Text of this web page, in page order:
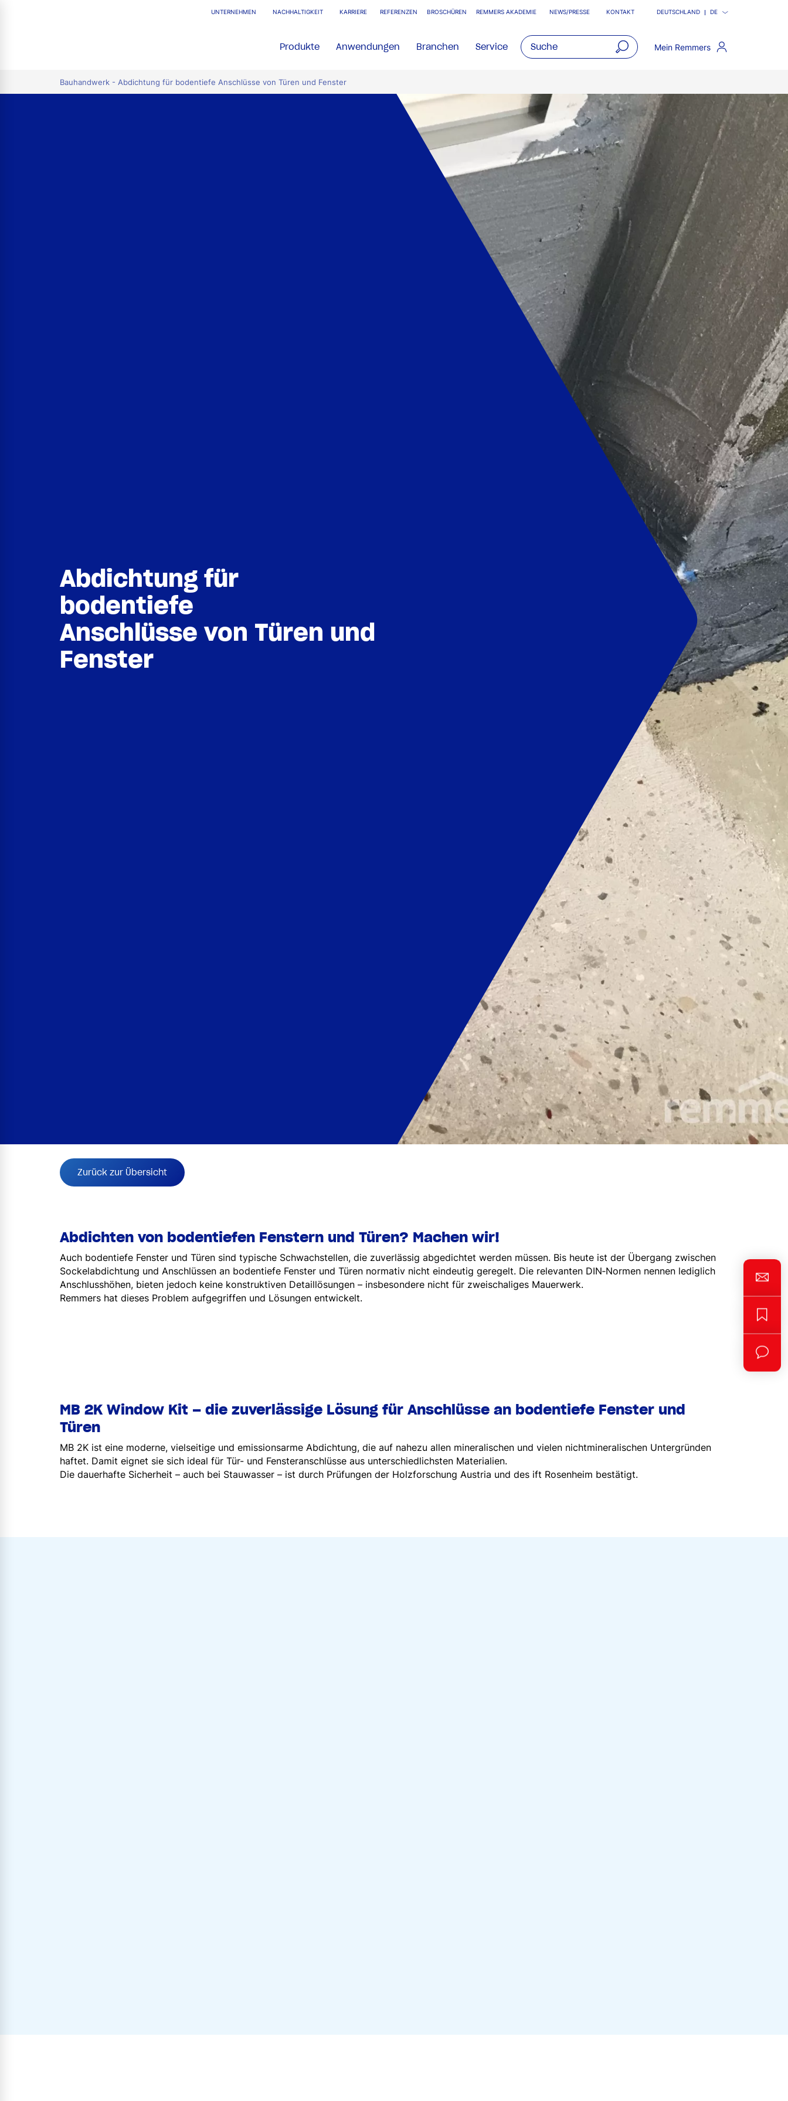
UNTERNEHMEN NACHHALTIGKEIT KARRIERE REFERENZEN BROSCHÜREN REMMERS AKADEMIE NEWS/PRESSE KONTAKT DEUTSCHLAND DE
Produkte Anwendungen Branchen Service Mein Remmers
Bauhandwerk - Abdichtung für bodentiefe Anschlüsse von Türen und Fenster
Abdichtung für
bodentiefe
Anschlüsse von Türen und
Fenster
Zurück zur Übersicht
Abdichten von bodentiefen Fenstern und Türen? Machen wir!
Auch bodentiefe Fenster und Türen sind typische Schwachstellen, die zuverlässig abgedichtet werden müssen. Bis heute ist der Übergang zwischen
Sockelabdichtung und Anschlüssen an bodentiefe Fenster und Türen normativ nicht eindeutig geregelt. Die relevanten DIN‑Normen nennen lediglich
Anschlusshöhen, bieten jedoch keine konstruktiven Detaillösungen – insbesondere nicht für zweischaliges Mauerwerk.
Remmers hat dieses Problem aufgegriffen und Lösungen entwickelt.
MB 2K Window Kit – die zuverlässige Lösung für Anschlüsse an bodentiefe Fenster und
Türen
MB 2K ist eine moderne, vielseitige und emissionsarme Abdichtung, die auf nahezu allen mineralischen und vielen nichtmineralischen Untergründen
haftet. Damit eignet sie sich ideal für Tür- und Fensteranschlüsse aus unterschiedlichsten Materialien.
Die dauerhafte Sicherheit – auch bei Stauwasser – ist durch Prüfungen der Holzforschung Austria und des ift Rosenheim bestätigt.